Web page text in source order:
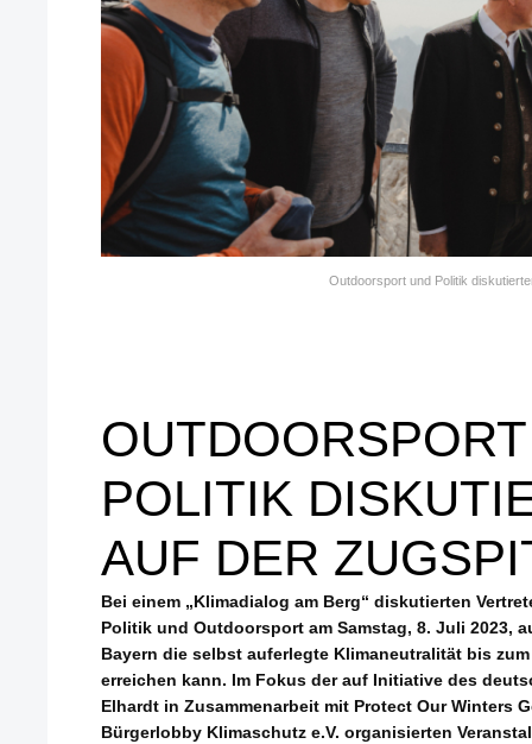
Outdoorsport und Politik
POLITIK
AUF DER
Bei einem „Klimadialog am Berg“ diskutierten
Politik und Outdoorsport am Samstag, 8. Juli 2023,
Bayern die selbst auferlegte Klimaneutralität bis
erreichen kann. Im Fokus der auf Initiative des
Elhardt in Zusammenarbeit mit Protect Our Winters
Bürgerlobby Klimaschutz e.V. organisierten